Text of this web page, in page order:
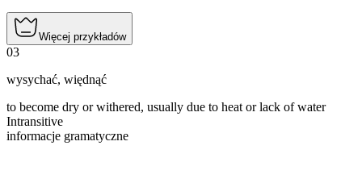
Więcej przykładów
03
wysychać, więdnąć
to become dry or withered, usually due to heat or lack of water
Intransitive
informacje gramatyczne